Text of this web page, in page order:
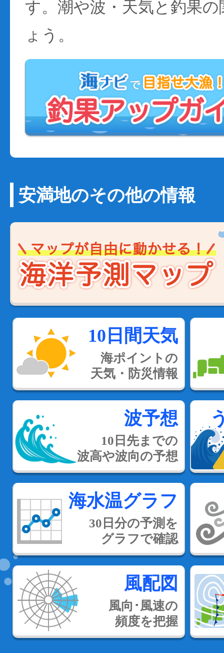
す。潮や波・天気と釣果
ょう。
安満地のその他の情報
10日間天気
海ポイントの
天気・防災情報
波予想
10日先までの
波高や波向の予想
海水温グラフ
30日分の予測を
グラフで確認
風配図
風向･風速の
頻度を把握